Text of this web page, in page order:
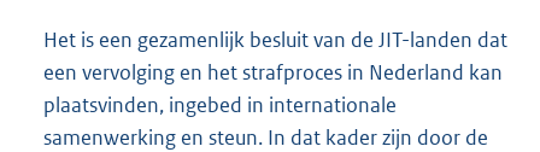
Het is een gezamenlijk besluit van de JIT-landen dat
een vervolging en het strafproces in Nederland kan
plaatsvinden, ingebed in internationale
samenwerking en steun. In dat kader zijn door de